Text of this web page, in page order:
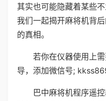
其实也可能隐藏着某些
我们一起揭开麻将机背
的真相。
若你在仪器使用上
导，添加微信号;
巴中麻将机程序遥